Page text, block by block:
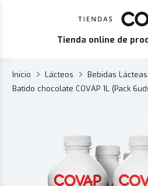
Tienda online de
Inicio Lácteos Bebidas Lácteas
Batido chocolate COVAP 1L (Pack